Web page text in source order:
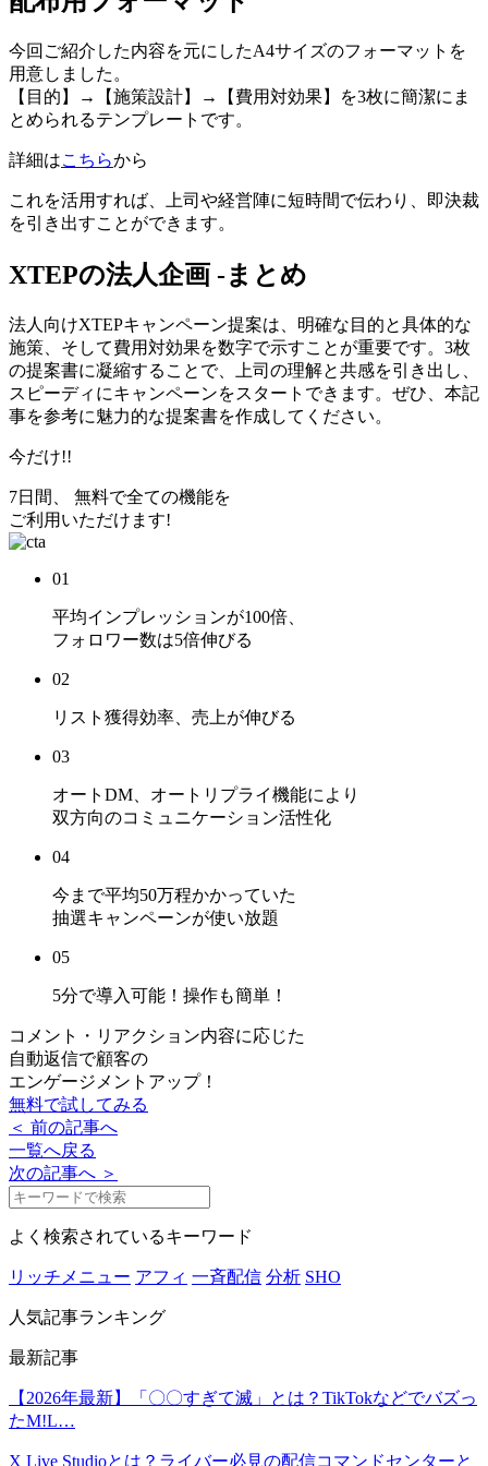
今回ご紹介した内容を元にしたA4サイズのフォーマットを
用意しました。
【目的】→【施策設計】→【費用対効果】を3枚に簡潔にま
とめられるテンプレートです。
詳細はこちらから
これを活用すれば、上司や経営陣に短時間で伝わり、即決裁
を引き出すことができます。
XTEPの法人企画 -まとめ
法人向けXTEPキャンペーン提案は、明確な目的と具体的な
施策、そして費用対効果を数字で示すことが重要です。3枚
の提案書に凝縮することで、上司の理解と共感を引き出し、
スピーディにキャンペーンをスタートできます。ぜひ、本記
事を参考に魅力的な提案書を作成してください。
今だけ!!
7日間、 無料で全ての機能を
ご利用いただけます!
01
平均インプレッションが100倍
フォロワー数は5倍伸びる
02
リスト獲得効率、売上が伸びる
03
オートDM、オートリプライ機能により
双方向のコミュニケーション活性化
04
今まで平均50万程かかっていた
抽選キャンペーンが使い放題
05
5分で導入可能！ 操作も簡単！
コメント・リアクション内容に応じた
自動返信で顧客の
エンゲージメントアップ！
無料で試してみる
＜ 前の記事へ
一覧へ戻る
次の記事へ ＞
よく検索されているキーワード
リッチメニュー アフィ 一斉配信 分析 SHO
人気記事ランキング
最新記事
【2026年最新】「〇〇すぎて滅」とは？TikTokなどでバズっ
たM!L…
X Live Studioとは？ライバー必見の配信コマンドセンターと